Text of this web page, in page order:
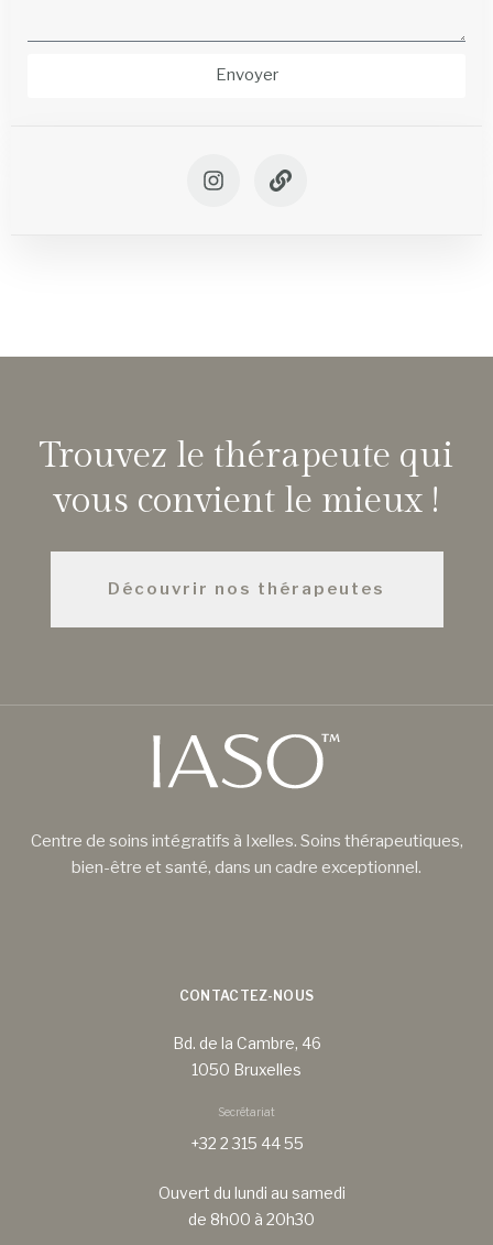
Envoyer
Trouvez le thérapeute qui
vous convient le mieux !
Découvrir nos thérapeutes
Centre de soins intégratifs à Ixelles. Soins thérapeutiques,
bien-être et santé, dans un cadre exceptionnel.
CONTACTEZ-NOUS
Bd. de la Cambre, 46
1050 Bruxelles
Secrétariat
+32 2 315 44 55
Ouvert du lundi au samedi
de 8h00 à 20h30